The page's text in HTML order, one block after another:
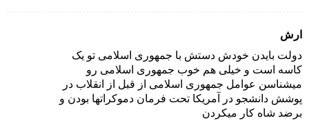
ارش
دولت بایدن خودش دستش با جمهوری اسلامی تو یک
کاسه است و خیلی هم خوب جمهوری اسلامی رو
میشناسن عوامل جمهوری اسلامی از قبل از انقلاب در
پوشش دانشجو در آمریکا تحت فرمان دموکراتها بودن و
برضد شاه کار میکردن